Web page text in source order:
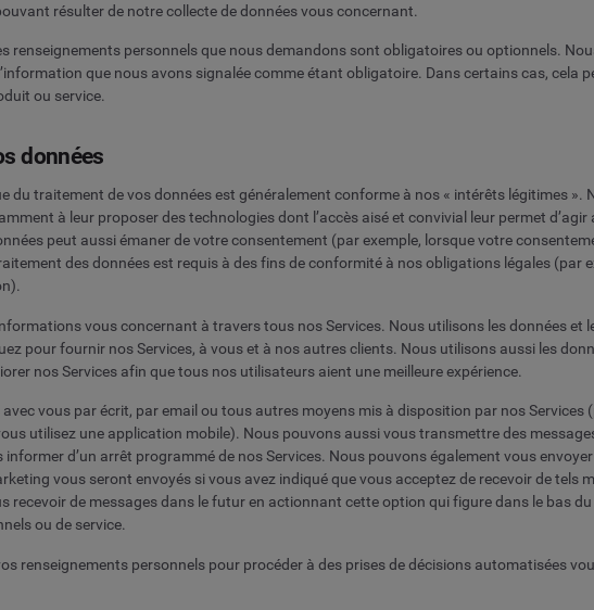
résulter de notre collecte de données vous concernant.
renseignements personnels que nous demandons sont obligatoires ou optionnels.
que nous avons signalée comme étant obligatoire. Dans certains cas, cela
ou service.
données
du traitement de vos données est généralement conforme à nos « intérêts légitimes
à leur proposer des technologies dont l’accès aisé et convivial leur permet
peut aussi émaner de votre consentement (par exemple, lorsque votre
des données est requis à des fins de conformité à nos obligations légales (par
vous concernant à travers tous nos Services. Nous utilisons les données et
pour fournir nos Services, à vous et à nos autres clients. Nous utilisons aussi les
nos Services afin que tous nos utilisateurs aient une meilleure expérience.
vous par écrit, par email ou tous autres moyens mis à disposition par nos Services
utilisez une application mobile). Nous pouvons aussi vous transmettre des
informer d’un arrêt programmé de nos Services. Nous pouvons également vous
vous seront envoyés si vous avez indiqué que vous acceptez de recevoir de tels
recevoir de messages dans le futur en actionnant cette option qui figure dans le bas
ou de service.
renseignements personnels pour procéder à des prises de décisions automatisées